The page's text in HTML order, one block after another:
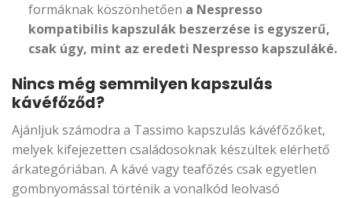
formáknak köszönhetően a Nespresso
kompatibilis kapszulák beszerzése is egyszerű,
csak úgy, mint az eredeti Nespresso kapszuláké.
Nincs még semmilyen kapszulás
kávéfőződ?
Ajánljuk számodra a Tassimo kapszulás kávéfőzőket,
melyek kifejezetten családosoknak készültek elérhető
árkategóriában. A kávé vagy teafőzés csak egyetlen
gombnyomással történik a vonalkód leolvasó